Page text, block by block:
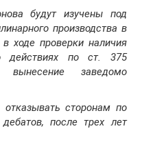
будут изучены под
производства в
ходе проверки наличия
действиях по ст. 375
заведомо
сторонам по
после трех лет